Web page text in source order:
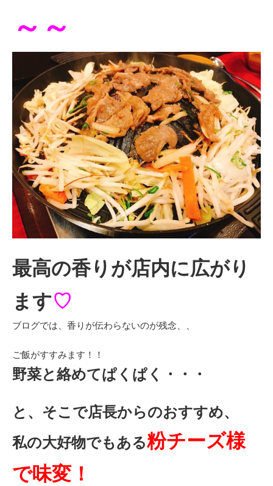
～～
最高の香りが店内に広がり
ます♡
ブログでは、香りが伝わらないのが残念、、
ご飯がすすみます！！
野菜と絡めてぱくぱく・・・
と、そこで店長からのおすすめ、
私の大好物でもある粉チーズ様
で味変！